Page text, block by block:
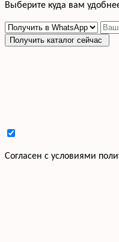
Выберите куда вам
Получить каталог сейчас
Cогласен с условиями